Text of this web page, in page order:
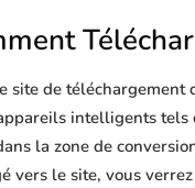
site de
intelligents
la zone de
vers le site, vous